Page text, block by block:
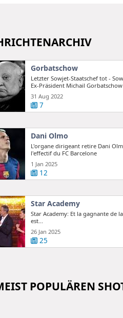
Gorbatschow
Letzter Sowjet-Staatschef tot -
Ex-Präsident Michail
gestorben
31 Aug 2022
7
Dani Olmo
L'organe dirigeant retire Dani
l'effectif du FC Barcelone
1 Jan 2025
12
Star Academy
Star Academy: Et la gagnante de
est...
26 Jan 2025
25
POPULÄREN